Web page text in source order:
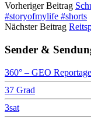
Vorheriger Beitrag
#storyofmylife #shorts
Nächster Beitrag
Sender &
360° – GEO Reportage
37 Grad
3sat